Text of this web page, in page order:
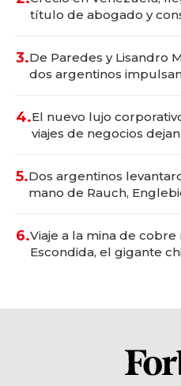
título de abogado y
3.De Paredes y Lisandro
dos argentinos
4.El nuevo lujo
viajes de negocios
5.Dos argentinos
mano de Rauch,
6.Viaje a la mina de
Escondida, el gigante